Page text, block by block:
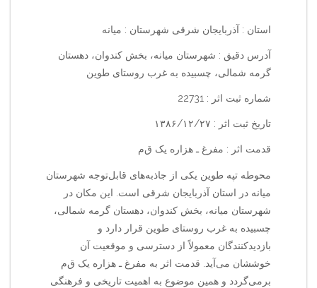
استان : آذربایجان شرقی شهرستان : میانه
آدرس دقیق : شهرستان میانه، بخش کندوان، دهستان
گرمه شمالی، چسبیده به غرب روستای طوین
شماره ثبت اثر : 22731
تاریخ ثبت اثر : ۱۳۸۶/۱۲/۲۷
قدمت اثر : مفرغ ـ هزاره یک ق‌م‌
محوطه تپه طوین یکی از جاذبه‌های قابل‌توجه شهرستان
میانه در استان آذربایجان شرقی است. این مکان در
شهرستان میانه، بخش کندوان، دهستان گرمه شمالی،
چسبیده به غرب روستای طوین قرار دارد و
بازدیدکنندگان معمولاً از دسترسی و موقعیت آن
خوششان می‌آید. قدمت اثر به مفرغ ـ هزاره یک ق‌م‌
برمی‌گردد و همین موضوع به اهمیت تاریخی و فرهنگی